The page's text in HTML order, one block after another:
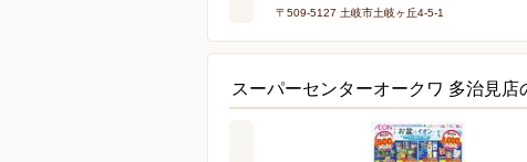
〒509-5127 土岐市土岐ヶ丘4-5-1
スーパーセンターオークワ 多治見店